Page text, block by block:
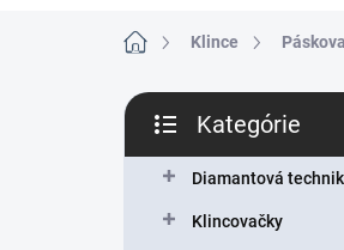
DomovKlince
B
č
kategórie
Kategórie
Diamantová
Klincovačky